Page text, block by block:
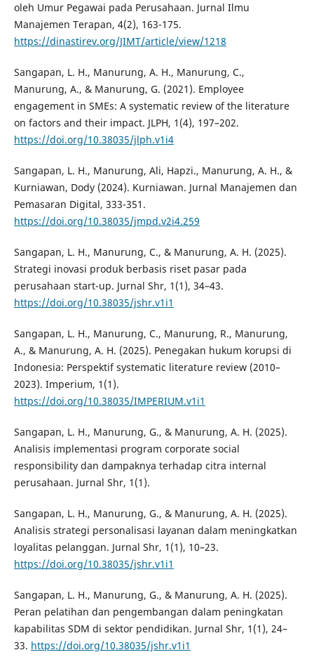
oleh Umur Pegawai pada Perusahaan. Jurnal Ilmu
Manajemen Terapan, 4(2), 163-175.
https://dinastirev.org/JIMT/article/view/1218
Sangapan, L. H., Manurung, A. H., Manurung, C.,
Manurung, A., & Manurung, G. (2021). Employee
engagement in SMEs: A systematic review of the literature
on factors and their impact. JLPH, 1(4), 197–202.
https://doi.org/10.38035/jlph.v1i4
Sangapan, L. H., Manurung, Ali, Hapzi., Manurung, A. H., &
Kurniawan, Dody (2024). Kurniawan. Jurnal Manajemen dan
Pemasaran Digital, 333-351.
https://doi.org/10.38035/jmpd.v2i4.259
Sangapan, L. H., Manurung, C., & Manurung, A. H. (2025).
Strategi inovasi produk berbasis riset pasar pada
perusahaan start-up. Jurnal Shr, 1(1), 34–43.
https://doi.org/10.38035/jshr.v1i1
Sangapan, L. H., Manurung, C., Manurung, R., Manurung,
A., & Manurung, A. H. (2025). Penegakan hukum korupsi di
Indonesia: Perspektif systematic literature review (2010–
2023). Imperium, 1(1).
https://doi.org/10.38035/IMPERIUM.v1i1
Sangapan, L. H., Manurung, G., & Manurung, A. H. (2025).
Analisis implementasi program corporate social
responsibility dan dampaknya terhadap citra internal
perusahaan. Jurnal Shr, 1(1).
Sangapan, L. H., Manurung, G., & Manurung, A. H. (2025).
Analisis strategi personalisasi layanan dalam meningkatkan
loyalitas pelanggan. Jurnal Shr, 1(1), 10–23.
https://doi.org/10.38035/jshr.v1i1
Sangapan, L. H., Manurung, G., & Manurung, A. H. (2025).
Peran pelatihan dan pengembangan dalam peningkatan
kapabilitas SDM di sektor pendidikan. Jurnal Shr, 1(1), 24–
33. https://doi.org/10.38035/jshr.v1i1